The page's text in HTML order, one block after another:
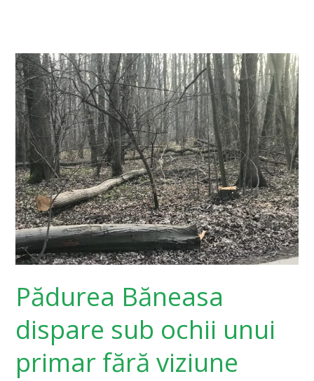
Pădurea Băneasa
dispare sub ochii unui
primar fără viziune
Pădurea
Băneasa
dispare
sub
ochii
unui
primar
fără
viziune